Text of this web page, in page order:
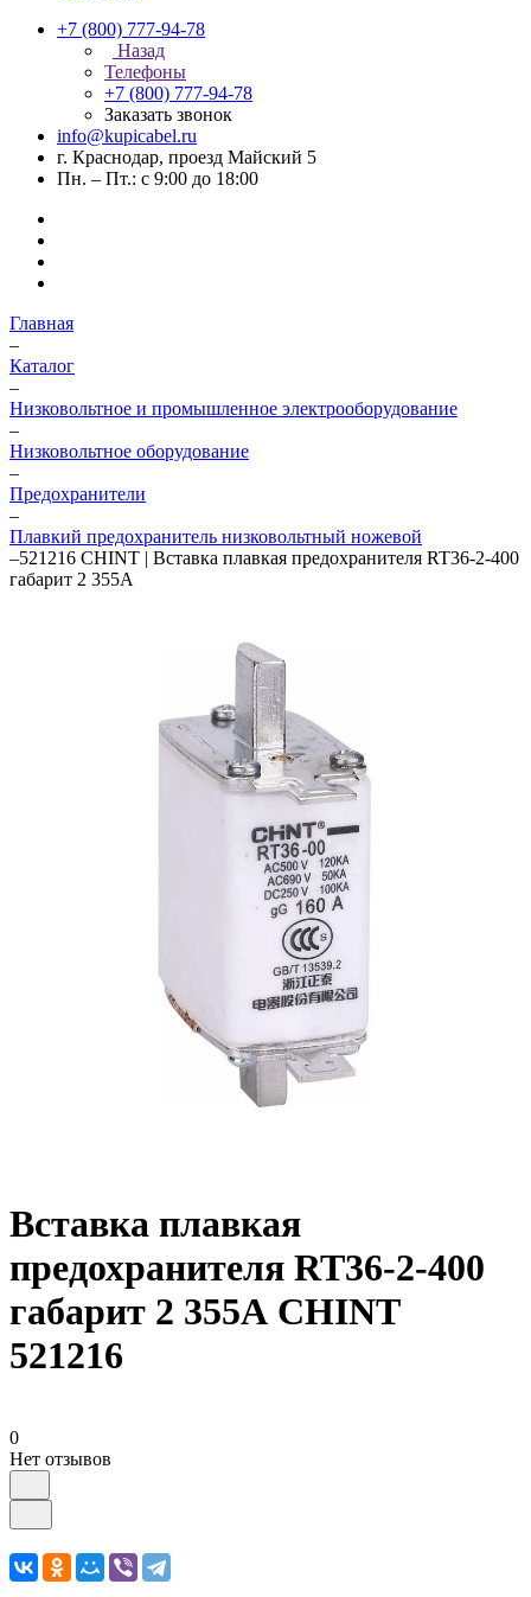
+7 (800) 777-94-78
Назад
Телефоны
+7 (800) 777-94-78
Заказать звонок
info@kupicabel.ru
г. Краснодар, проезд Майский 5
Пн. – Пт.: с 9:00 до 18:00
Главная
–
Каталог
–
Низковольтное и промышленное электрооборудование
–
Низковольтное оборудование
–
Предохранители
–
Плавкий предохранитель низковольтный ножевой
–521216 CHINT | Вставка плавкая предохранителя RT36-2-400
габарит 2 355А
Вставка плавкая
предохранителя RT36-2-400
габарит 2 355А CHINT
521216
0
Нет отзывов